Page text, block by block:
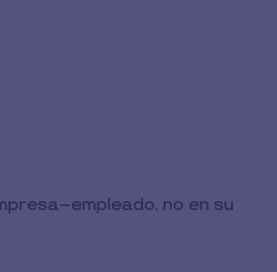
no en su